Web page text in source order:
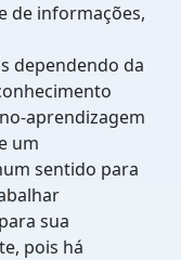
de informações,
dependendo da
aprendizagem
um
sentido para
sua
pois há